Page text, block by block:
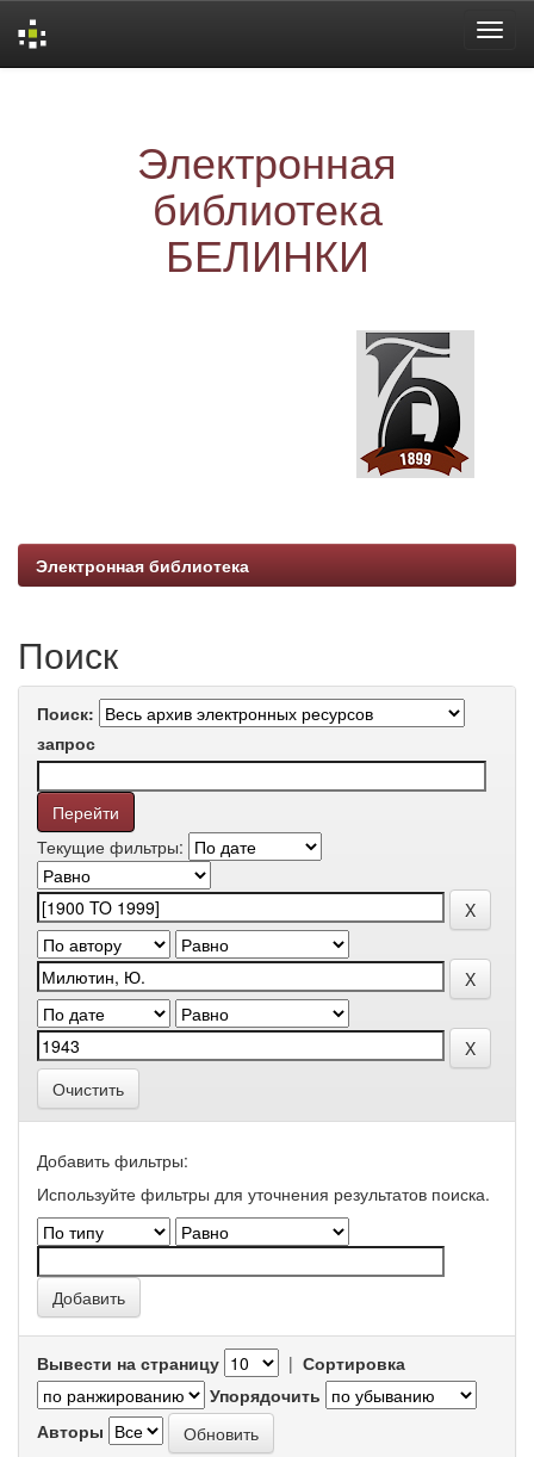
Электронная
библиотека
БЕЛИНКИ
Электронная библиотека
Поиск
Поиск:
запрос
Текущие фильтры:
Очистить
Добавить фильтры:
Используйте фильтры для уточнения результатов поиска.
Вывести на страницу | Сортировка
Упорядочить
Авторы